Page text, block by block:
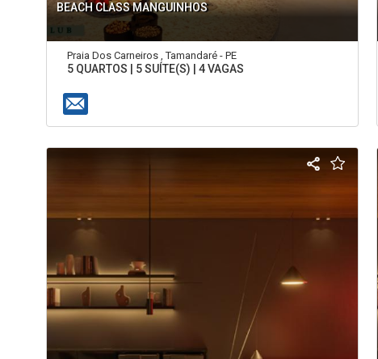
BEACH CLASS MANGUINHOS
Praia Dos Carneiros , Tamandaré - PE
5 QUARTOS | 5 SUÍTE(S) | 4 VAGAS